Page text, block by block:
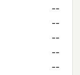
--
--
--
--
--